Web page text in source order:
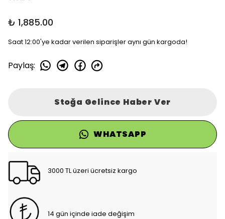
₺ 1,885.00
Saat 12:00'ye kadar verilen siparişler aynı gün kargoda!
Paylaş:
Stoğa Gelince Haber Ver
WHATSAPP
3000 TL üzeri ücretsiz kargo
14 gün içinde iade değişim